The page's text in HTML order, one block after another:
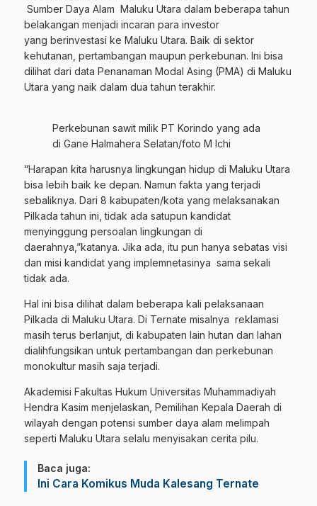
Sumber Daya Alam Maluku Utara dalam beberapa tahun
belakangan menjadi incaran para investor
yang berinvestasi ke Maluku Utara. Baik di sektor
kehutanan, pertambangan maupun perkebunan. Ini bisa
dilihat dari data Penanaman Modal Asing (PMA) di Maluku
Utara yang naik dalam dua tahun terakhir.
Perkebunan sawit milik PT Korindo yang ada
di Gane Halmahera Selatan/foto M Ichi
“Harapan kita harusnya lingkungan hidup di Maluku Utara
bisa lebih baik ke depan. Namun fakta yang terjadi
sebaliknya. Dari 8 kabupaten/kota yang melaksanakan
Pilkada tahun ini, tidak ada satupun kandidat
menyinggung persoalan lingkungan di
daerahnya,”katanya. Jika ada, itu pun hanya sebatas visi
dan misi kandidat yang implemnetasinya sama sekali
tidak ada.
Hal ini bisa dilihat dalam beberapa kali pelaksanaan
Pilkada di Maluku Utara. Di Ternate misalnya reklamasi
masih terus berlanjut, di kabupaten lain hutan dan lahan
dialihfungsikan untuk pertambangan dan perkebunan
monokultur masih saja terjadi.
Akademisi Fakultas Hukum Universitas Muhammadiyah
Hendra Kasim menjelaskan, Pemilihan Kepala Daerah di
wilayah dengan potensi sumber daya alam melimpah
seperti Maluku Utara selalu menyisakan cerita pilu.
Baca juga:
Ini Cara Komikus Muda Kalesang Ternate